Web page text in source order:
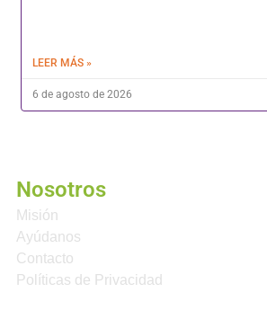
LEER MÁS »
6 de agosto de 2026
Nosotros
Misión
Ayúdanos
Contacto
Políticas de Privacidad